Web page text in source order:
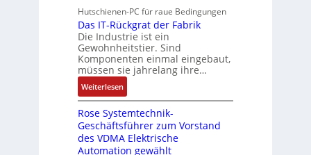
u
n
g
s
k
r
ä
f
t
e
e
r
ts
c
h
i
n
e
n
-
u
n
l
o
s
e
M
u
l
i
t
u
e
r
b
e
s
s
e
r
t
e
L
Hutschienen-PC für raue Bedingungen
Das IT-Rückgrat der Fabrik
Die Industrie ist ein
Gewohnheitstier. Sind
Komponenten einmal eingebaut,
müssen sie jahrelang ihre…
Weiterlesen:
D
a
s
I
T
Rose Systemtechnik-
Geschäftsführer zum Vorstand
des VDMA Elektrische
Automation gewählt